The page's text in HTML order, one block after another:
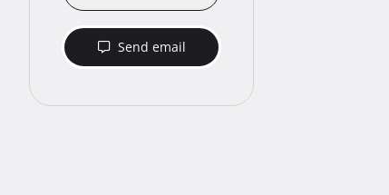
Send email